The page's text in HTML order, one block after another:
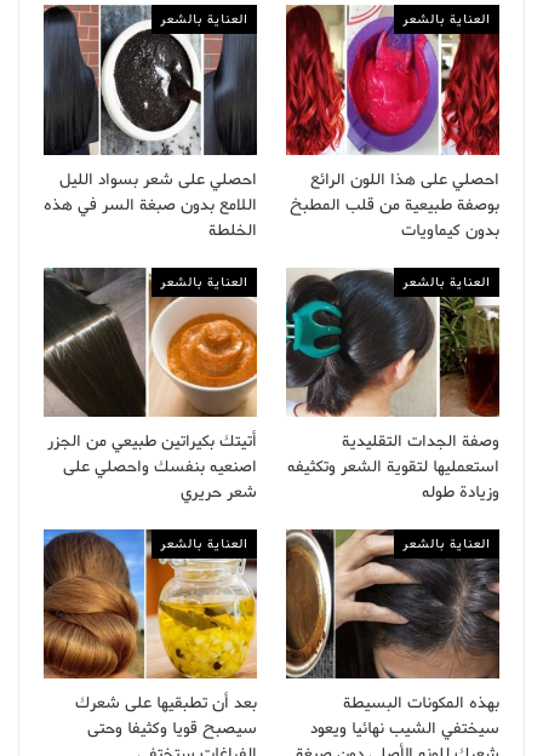
العناية بالشعر
احصلي على هذا اللون الرائع
بوصفة طبيعية من قلب المطبخ
بدون كيماويات
العناية بالشعر
احصلي على شعر بسواد الليل
اللامع بدون صبغة السر في هذه
الخلطة
العناية بالشعر
وصفة الجدات التقليدية
استعمليها لتقوية الشعر وتكثيفه
وزيادة طوله
العناية بالشعر
أتيتك بكيراتين طبيعي من الجزر
اصنعيه بنفسك واحصلي على
شعر حريري
العناية بالشعر
بهذه المكونات البسيطة
سيختفي الشيب نهائيا ويعود
العناية بالشعر
بعد أن تطبقيها على شعرك
سيصبح قويا وكثيفا وحتى